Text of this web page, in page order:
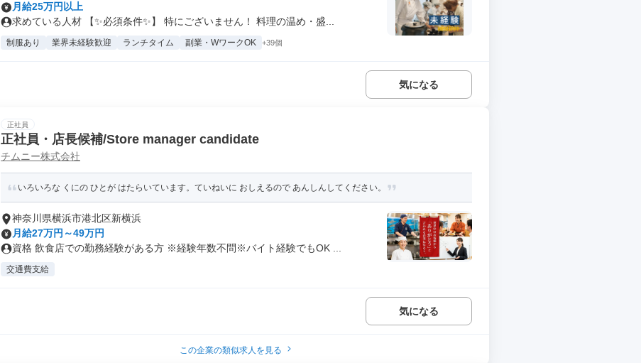
月給25万円以上
求めている人材 【✨必須条件✨】 特にございません！ 料理の温め・盛...
制服あり 業界未経験歓迎 ランチタイム 副業・WワークOK +39個
気になる
正社員
正社員・店長候補/Store manager candidate
チムニー株式会社
いろいろな くにの ひとが はたらいています。ていねいに おしえるので あんしんしてください。
神奈川県横浜市港北区新横浜
月給27万円～49万円
資格 飲食店での勤務経験がある方 ※経験年数不問※バイト経験でもOK ...
交通費支給
気になる
この企業の類似求人を見る